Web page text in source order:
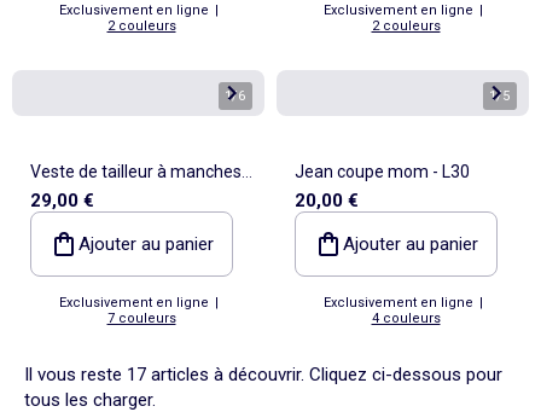
Exclusivement en ligne |
2 couleurs
Exclusivement en ligne |
2 couleurs
1/6
Veste de tailleur à manches
longues
29,00 €
Ajouter au panier
Exclusivement en ligne |
7 couleurs
1/5
Jean coupe mom - L30
20,00 €
Ajouter au panier
Exclusivement en ligne |
4 couleurs
Il vous reste 17 articles à découvrir. Cliquez ci-dessous pour
tous les charger.